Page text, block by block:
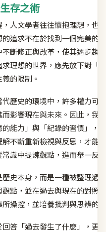
存之術
人文學者往往懷抱理想，也
追求不在於找到一個完美的
斷修正與改革，使其逐步趨
理想的世界，應先放下對「
的限制。
歷史的環境中，許多權力可
影響現在與未來。因此，我
能力」與「紀錄的習慣」，
不斷重新檢視與反思，才能
識中提煉觀點，進而舉一反
史本身，而是一種被整理過
點，並在過去與現在的對照
操控，並培養批判與思辨的
答「過去發生了什麼」，更